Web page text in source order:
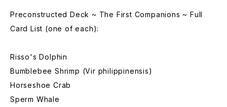
Preconstructed Deck ~ The First Companions ~ Full
Card List (one of each):
Risso's Dolphin
Bumblebee Shrimp (Vir philippinensis)
Horseshoe Crab
Sperm Whale